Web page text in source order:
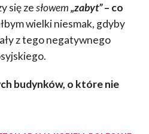
się zesłowem„zabyt”– co
wielki niesmak, gdyby
z tego negatywnego
budynków, o które nie